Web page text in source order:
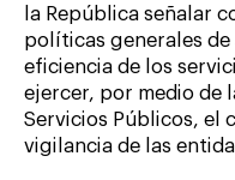
la República señalar
políticas generales
eficiencia de los
ejercer, por medio de
Servicios Públicos, el
vigilancia de las